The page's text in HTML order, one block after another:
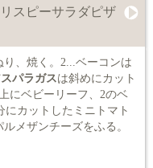
スピーサラダピザ
り、焼く。2...ベーコンは
パラガスは斜めにカット
にベビーリーフ、2のベ
にカットしたミニトマト
メザンチーズをふる。